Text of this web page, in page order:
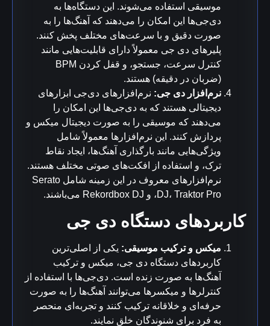
موسیقی استفاده می‌شوند. این دستگاه‌ها به
دی‌جی‌ها این امکان را می‌دهند که آهنگ‌ها را به
صورت دقیق و با سرعت‌های مختلف پخش کنند.
پلیرهای دی جی معمولاً دارای قابلیت‌هایی مانند
کنترل سرعت، جستجو، و قفل کردن BPM
(ضربان در دقیقه) هستند.
نرم‌افزار دی جی: نرم‌افزارهای دی‌جی ابزارهای
دیجیتالی هستند که به دی‌جی‌ها این امکان را
می‌دهند که موسیقی را به صورت دیجیتال میکس و
پردازش کنند. این نرم‌افزارها معمولاً شامل
ویژگی‌هایی مانند بارگذاری آهنگ‌ها، ایجاد نقاط
ترک، و استفاده از افکت‌های صوتی مختلف هستند.
نرم‌افزارهای معروف در این زمینه شامل Serato
DJ، Traktor Pro، و Rekordbox DJ می‌باشند.
کاربردهای دستگاه دی جی
میکس و ترکیب موسیقی: یکی از اصلی‌ترین
کاربردهای دستگاه دی جی، میکس و ترکیب
آهنگ‌ها به صورت زنده است. دی‌جی‌ها با استفاده از
کنترلرها و میکسرها می‌توانند آهنگ‌ها را به صورت
حرفه‌ای و خلاقانه ترکیب کنند و تجربه‌ای منحصر
به فرد برای شنوندگان خلق نمایند.